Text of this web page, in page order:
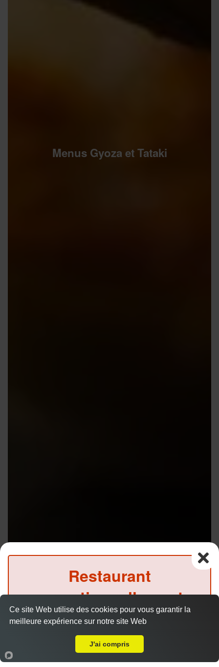
Menus Gyoza et Tataki
Accueil Panier Compte
Restaurant
exceptionnellement
fermé ce midi
(Précommande possible)
Ce site Web utilise des cookies pour vous garantir la
meilleure expérience sur notre site Web
J'ai compris